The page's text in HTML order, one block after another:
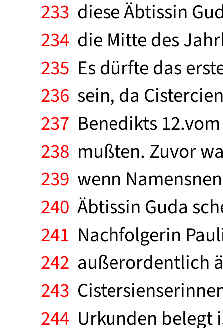
233 diese Äbtissin
234 die Mitte des
235 Es dürfte das
236 sein, da
237 Benedikts
238 mußten. Zuvor
239 wenn
240 Äbtissin Guda
241 Nachfolgerin
242 außerordentlich
243
244 Urkunden belegt